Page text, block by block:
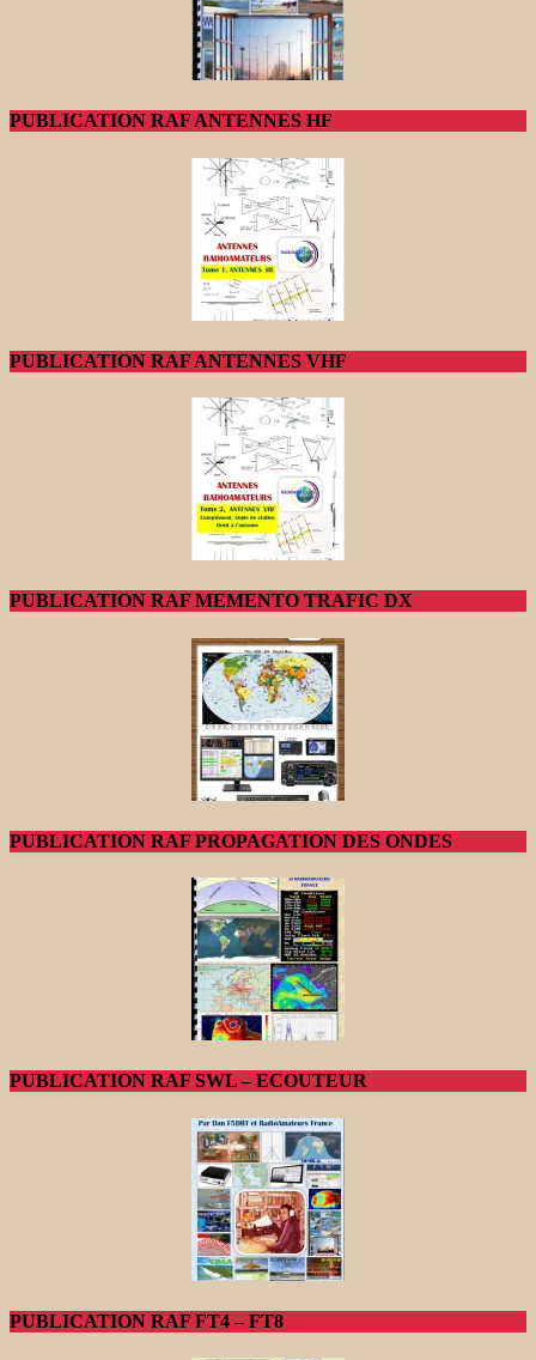
PUBLICATION RAF ANTENNES HF
PUBLICATION RAF ANTENNES VHF
PUBLICATION RAF MEMENTO TRAFIC DX
PUBLICATION RAF PROPAGATION DES ONDES
PUBLICATION RAF SWL – ECOUTEUR
PUBLICATION RAF FT4 – FT8